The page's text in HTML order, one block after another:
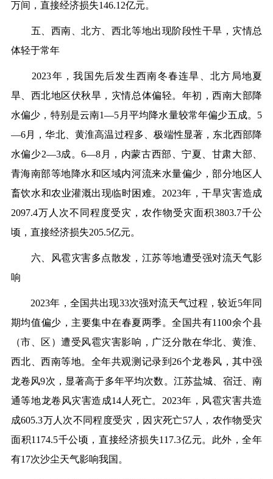
万间，直接经济损失146.12亿元。
五、西南、北方、西北等地出现阶段性干旱，灾情总
体轻于常年
2023年，我国先后发生西南冬春连旱、北方局地夏
旱、西北地区伏秋旱，灾情总体偏轻。年初，西南大部降
水偏少，特别是云南1—5月平均降水量较常年偏少五成。5
—6月，华北、黄淮高温过程多、极端性显著，东北西部降
水偏少2—3成。6—8月，内蒙古西部、宁夏、甘肃大部、
青海南部等地降水和区域内河流来水量偏少，部分地区人
畜饮水和农业灌溉出现临时困难。2023年，干旱灾害造成
2097.4万人次不同程度受灾，农作物受灾面积3803.7千公
顷，直接经济损失205.5亿元。
六、风雹灾害多点散发，江苏等地遭受强对流天气影
响
2023年，全国共出现33次强对流天气过程，较近5年同
期均值偏少，主要集中在春夏两季。全国共有1100余个县
（市、区）遭受风雹灾害影响，广泛分散在华北、黄淮、
西北、西南等地。全年共观测记录到26个龙卷风，其中强
龙卷风9次，显著高于多年平均次数。江苏盐城、宿迁、南
通等地龙卷风灾害造成14人死亡。2023年，风雹灾害共造
成605.3万人次不同程度受灾，因灾死亡57人，农作物受灾
面积1174.5千公顷，直接经济损失117.3亿元。此外，全年
有17次沙尘天气影响我国。